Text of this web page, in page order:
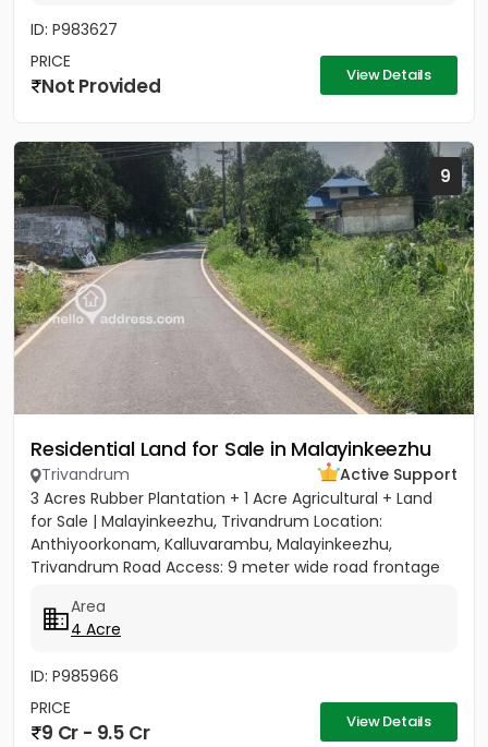
ID: P983627
PRICE
Not Provided View Details
9
Residential Land for Sale in Malayinkeezhu
Trivandrum
Active Support
3 Acres Rubber Plantation + 1 Acre Agricultural + Land
for Sale | Malayinkeezhu, Trivandrum Location:
Anthiyoorkonam, Kalluvarambu, Malayinkeezhu,
Trivandrum Road Access: 9 meter wide road frontage
Area
4 Acre
ID: P985966
PRICE
9 Cr - 9.5 Cr View Details